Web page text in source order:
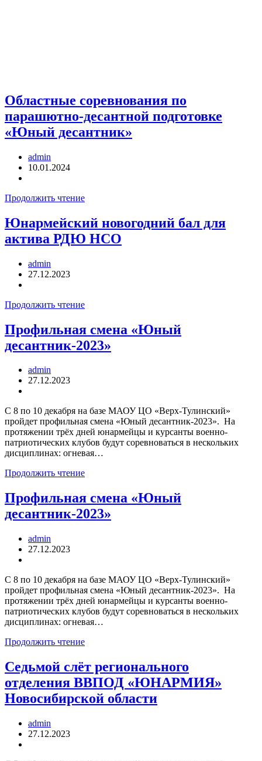
Областные соревнования по
парашютно-десантной подготовке
«Юный десантник»
admin
10.01.2024
Продолжить чтение
Юнармейский новогодний бал для
актива РДЮ НСО
admin
27.12.2023
Продолжить чтение
Профильная смена «Юный
десантник-2023»
admin
27.12.2023
С 8 по 10 декабря на базе МАОУ ЦО «Верх-Тулинский»
пройдет профильная смена «Юный десантник-2023». На
протяжении трёх дней юнармейцы и курсанты военно-
патриотических клубов будут соревноваться в нескольких
дисциплинах: огневая…
Продолжить чтение
Профильная смена «Юный
десантник-2023»
admin
27.12.2023
С 8 по 10 декабря на базе МАОУ ЦО «Верх-Тулинский»
пройдет профильная смена «Юный десантник-2023». На
протяжении трёх дней юнармейцы и курсанты военно-
патриотических клубов будут соревноваться в нескольких
дисциплинах: огневая…
Продолжить чтение
Седьмой слёт регионального
отделения ВВПОД «ЮНАРМИЯ»
Новосибирской области
admin
27.12.2023